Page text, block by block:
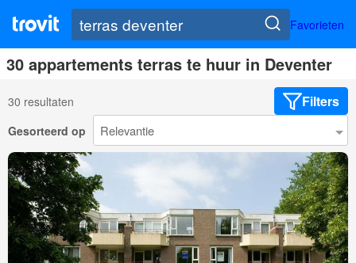
Favorieten
30 appartements terras te huur in Deventer
30 resultaten Filters
Gesorteerd op